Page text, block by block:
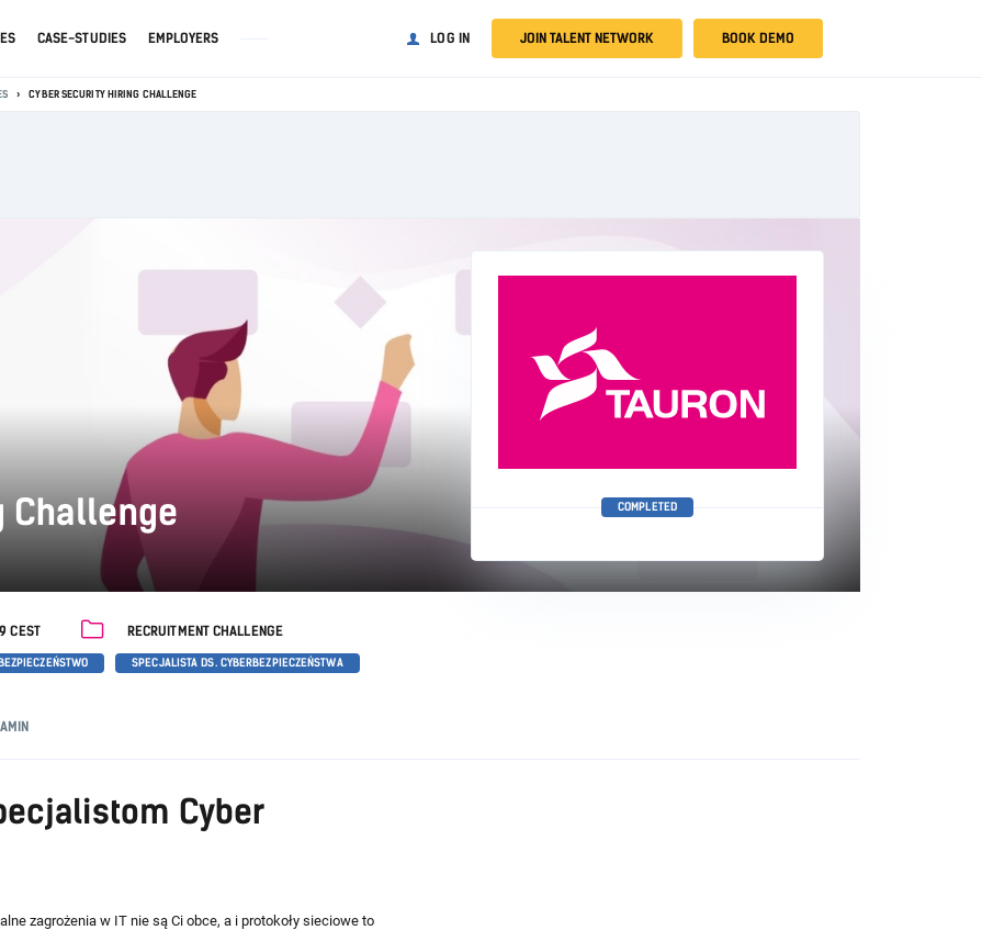
CASE-STUDIES EMPLOYERS LOG IN JOIN TALENT NETWORK BOOK DEMO
CYBER SECURITY HIRING CHALLENGE
Challenge COMPLETED
CEST RECRUITMENT CHALLENGE
SPECJALISTA DS. CYBERBEZPIECZEŃSTWA
Cyber
zagrożenia w IT nie są Ci obce, a i protokoły sieciowe to